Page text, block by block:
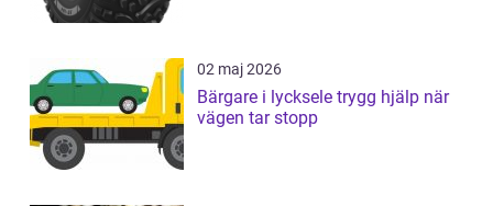
02 maj 2026
Bärgare i lycksele trygg hjälp när
vägen tar stopp